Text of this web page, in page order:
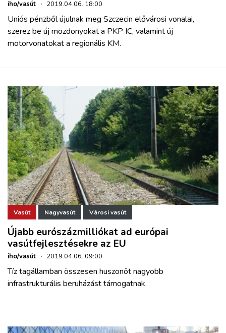
iho/vasút · 2019.04.06. 18:00
Uniós pénzből újulnak meg Szczecin elővárosi vonalai,
szerez be új mozdonyokat a PKP IC, valamint új
motorvonatokat a regionális KM.
Vasút Nagyvasút Városi vasút
Újabb eurószázmilliókat ad európai
vasútfejlesztésekre az EU
iho/vasút · 2019.04.06. 09:00
Tíz tagállamban összesen huszonöt nagyobb
infrastrukturális beruházást támogatnak.